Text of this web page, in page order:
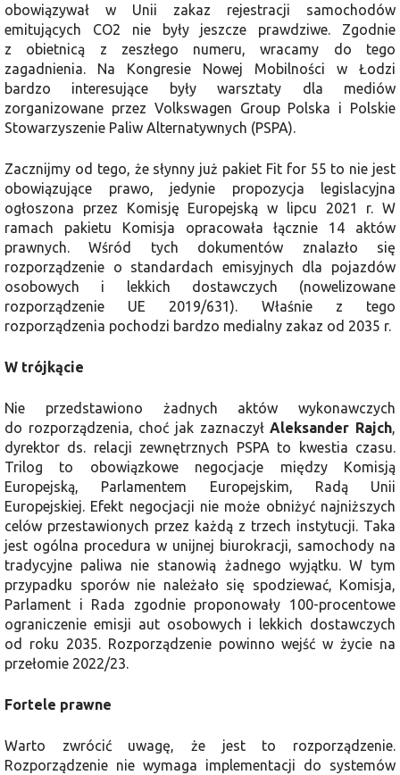
obowiązywał w Unii zakaz rejestracji samochodów
emitujących CO2 nie były jeszcze prawdziwe. Zgodnie
z obietnicą z zeszłego numeru, wracamy do tego
zagadnienia. Na Kongresie Nowej Mobilności w Łodzi
bardzo interesujące były warsztaty dla mediów
zorganizowane przez Volkswagen Group Polska i Polskie
Stowarzyszenie Paliw Alternatywnych (PSPA).
Zacznijmy od tego, że słynny już pakiet Fit for 55 to nie jest
obowiązujące prawo, jedynie propozycja legislacyjna
ogłoszona przez Komisję Europejską w lipcu 2021 r. W
ramach pakietu Komisja opracowała łącznie 14 aktów
prawnych. Wśród tych dokumentów znalazło się
rozporządzenie o standardach emisyjnych dla pojazdów
osobowych i lekkich dostawczych (nowelizowane
rozporządzenie UE 2019/631). Właśnie z tego
rozporządzenia pochodzi bardzo medialny zakaz od 2035 r.
W trójkącie
Nie przedstawiono żadnych aktów wykonawczych
do rozporządzenia, choć jak zaznaczyłAleksander Rajch,
dyrektor ds. relacji zewnętrznych PSPA to kwestia czasu.
Trilog to obowiązkowe negocjacje między Komisją
Europejską, Parlamentem Europejskim, Radą Unii
Europejskiej. Efekt negocjacji nie może obniżyć najniższych
celów przestawionych przez każdą z trzech instytucji. Taka
jest ogólna procedura w unijnej biurokracji, samochody na
tradycyjne paliwa nie stanowią żadnego wyjątku. W tym
przypadku sporów nie należało się spodziewać, Komisja,
Parlament i Rada zgodnie proponowały 100-procentowe
ograniczenie emisji aut osobowych i lekkich dostawczych
od roku 2035. Rozporządzenie powinno wejść w życie na
przełomie 2022/23.
Fortele prawne
Warto zwrócić uwagę, że jest to rozporządzenie.
Rozporządzenie nie wymaga implementacji do systemów